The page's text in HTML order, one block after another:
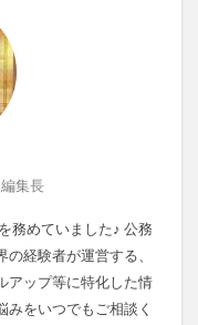
集長
務めていました♪ 公務
経験者が運営する、
アップ等に特化した情
をいつでもご相談く